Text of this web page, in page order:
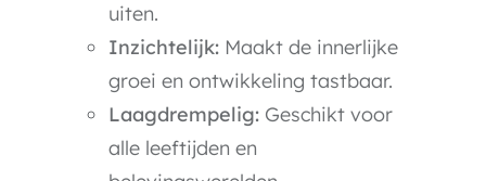
uiten.
Inzichtelijk: Maakt de innerlijke
groei en ontwikkeling tastbaar.
Laagdrempelig: Geschikt voor
alle leeftijden en